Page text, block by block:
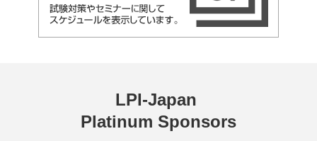
LPI-Japan
Platinum Sponsors